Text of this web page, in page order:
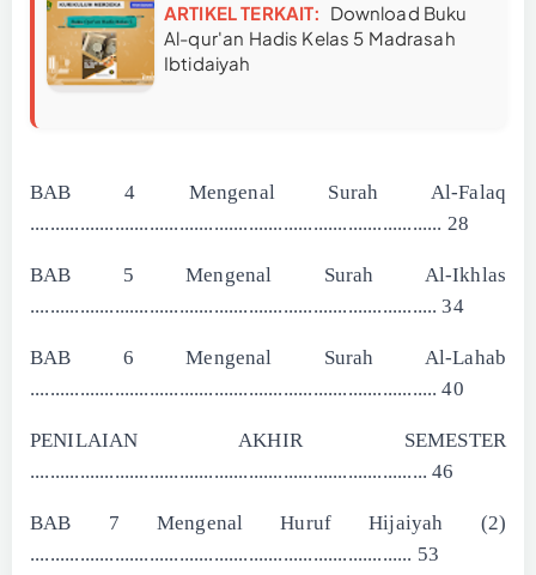
ARTIKEL TERKAIT: Download Buku
Al-qur'an Hadis Kelas 5 Madrasah
Ibtidaiyah
BAB 4 Mengenal Surah Al-Falaq
................................................................................... 28
BAB 5 Mengenal Surah Al-Ikhlas
.................................................................................. 34
BAB 6 Mengenal Surah Al-Lahab
.................................................................................. 40
PENILAIAN AKHIR SEMESTER
................................................................................ 46
BAB 7 Mengenal Huruf Hijaiyah (2)
............................................................................. 53